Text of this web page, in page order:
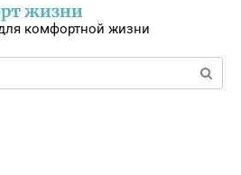
жизни
комфортной жизни